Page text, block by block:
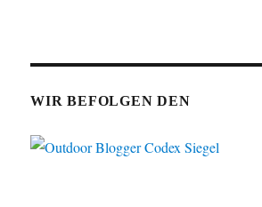
WIR BEFOLGEN DEN